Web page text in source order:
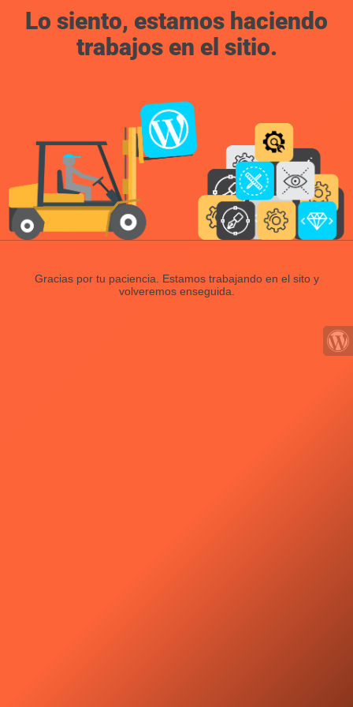
Lo siento, estamos haciendo
trabajos en el sitio.
Gracias por tu paciencia. Estamos trabajando en el sito y
volveremos enseguida.